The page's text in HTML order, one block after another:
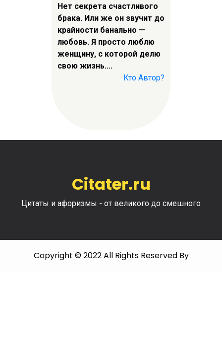
Нет секрета счастливого
брака. Или же он звучит до
крайности банально —
любовь. Я просто люблю
женщину, с которой делю
свою жизнь....
Кто Автор?
Citater.ru
Цитаты и афоризмы - от великого до смешного
Copyright © 2022 All Rights Reserved By